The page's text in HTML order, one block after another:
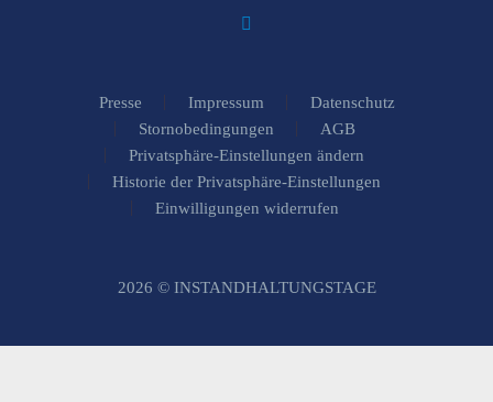
Presse Impressum
Datenschutz
Stornobedingungen
AGB
Privatsphäre-Einstellungen ändern
Historie der Privatsphäre-Einstellungen
Einwilligungen widerrufen
2026 © INSTANDHALTUNGSTAGE